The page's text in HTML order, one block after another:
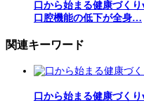
口から始まる健康づくり
口腔機能の低下が全身…
関連キーワード
口から始まる健康づくり